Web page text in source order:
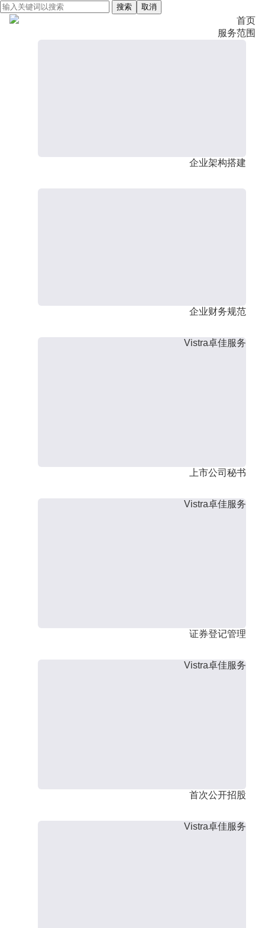
搜索 取消
首页
服务范围
企业架构搭建
企业财务规范
Vistra卓佳服务
上市公司秘书
Vistra卓佳服务
证券登记管理
Vistra卓佳服务
首次公开招股
Vistra卓佳服务